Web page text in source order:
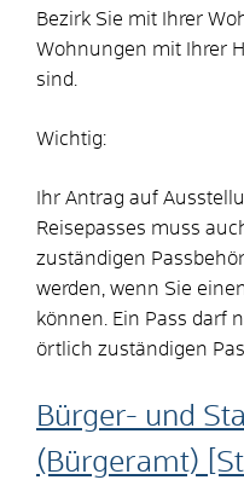
Bezirk Sie mit Ihrer
Wohnungen mit Ihrer
sind.
Wichtig:
Ihr Antrag auf
Reisepasses muss
zuständigen
werden, wenn Sie
können. Ein Pass darf
örtlich zuständigen
Bürger- und
(Bürgeramt)